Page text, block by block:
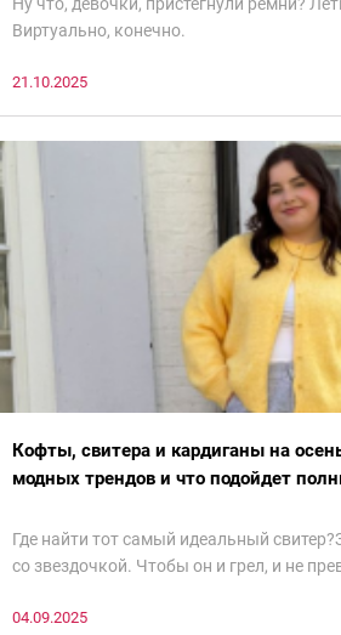
Виртуально, конечно.
21.10.2025
Кофты, свитера и кардиганы на
модных трендов и что подойдет
Где найти тот самый идеальный
со звездочкой. Чтобы он и грел, и не
паники.
04.09.2025